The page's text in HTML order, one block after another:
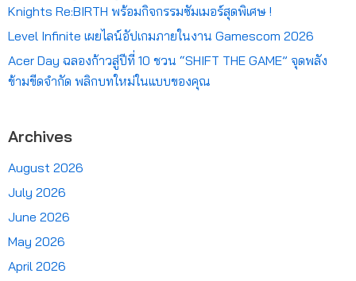
Knights Re:BIRTH พร้อมกิจกรรมซัมเมอร์สุดพิเศษ !
Level Infinite เผยไลน์อัปเกมภายในงาน Gamescom 2026
Acer Day ฉลองก้าวสู่ปีที่ 10 ชวน “SHIFT THE GAME” จุดพลัง
ข้ามขีดจำกัด พลิกบทใหม่ในแบบของคุณ
Archives
August 2026
July 2026
June 2026
May 2026
April 2026